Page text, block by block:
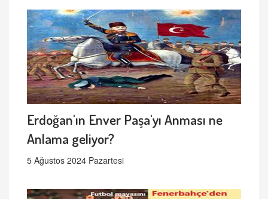
Erdoğan'ın Enver Paşa'yı Anması ne
Anlama geliyor?
5 Ağustos 2024 Pazartesi